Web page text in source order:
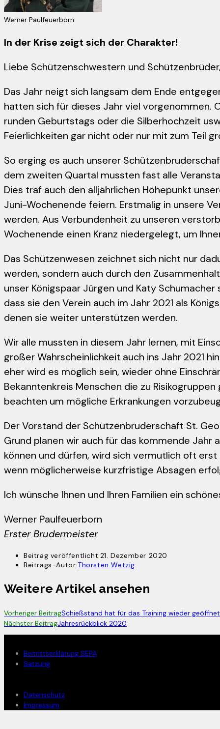
Werner Paulfeuerborn
In der Krise zeigt sich der Charakter!
Liebe Schützenschwestern und
Das Jahr neigt sich langsam dem Ende
hatten sich für dieses Jahr viel vorgenommen.
runden Geburtstags oder die Silberhochzeit
Feierlichkeiten gar nicht oder nur mit zum Teil
So erging es auch unserer
dem zweiten Quartal mussten fast alle
Dies traf auch den alljährlichen Höhepunkt
Juni-Wochenende feiern. Erstmalig in unsere
werden. Aus Verbundenheit zu unseren
Wochenende einen Kranz niedergelegt, um
Das Schützenwesen zeichnet sich nicht nur
werden, sondern auch durch den
unser Königspaar Jürgen und Katy
dass sie den Verein auch im Jahr 2021 als
denen sie weiter unterstützen werden.
Wir alle mussten in diesem Jahr lernen, mit
großer Wahrscheinlichkeit auch ins Jahr 2021
eher wird es möglich sein, wieder ohne
Bekanntenkreis Menschen die zu
beachten um mögliche Erkrankungen
Der Vorstand der Schützenbruderschaft St.
Grund planen wir auch für das kommende Jahr
können und dürfen, wird sich vermutlich oft
wenn möglicherweise kurzfristige Absagen
Ich wünsche Ihnen und Ihren Familien ein
Werner Paulfeuerborn
Erster Brudermeister
Beitrag veröffentlicht:21. Dezember 2020
Beitrags-Autor:Thorsten Wetzig
Weitere Artikel ansehen
Vorheriger BeitragSchießstand hat für das Training wieder geöffnet
Nächster BeitragJahresrückblick 2020
Beitrittserklärung SEPA
Satzung
Datenschutz
Impressum